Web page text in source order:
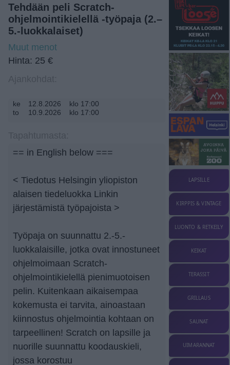
Tehdään peli Scratch-
ohjelmointikielellä -työpaja (2.–
5.-luokkalaiset)
Muut menot
Hinta: 25 €
ke 12.8.2026
klo 17:00
to
10.9.2026 klo 17:00
== in English below ===
< Tiedotus Helsingin yliopiston
alaisen tiedeluokka Linkin
järjestämistä työpajoista >
Työpaja on suunnattu 2.-5.-
luokkalaisille, jotka ovat innostuneet
ohjelmoimaan Scratch-
ohjelmointikielellä pienimuotoisen
pelin. Kuitenkaan aikaisempaa
kokemusta ei tarvita, ainoastaan
kiinnostus ohjelmointia kohtaan on
tarpeellinen! Scratch on lapsille ja
nuorille suunnattu koodauskieli,
jossa korostuu
LAPSILLE
KIRPPIS & VINTAGE
LUONTO & RETKEILY
KEIKAT
TERASSIT
GRILLAUS
SAUNAT
UIMARANNAT